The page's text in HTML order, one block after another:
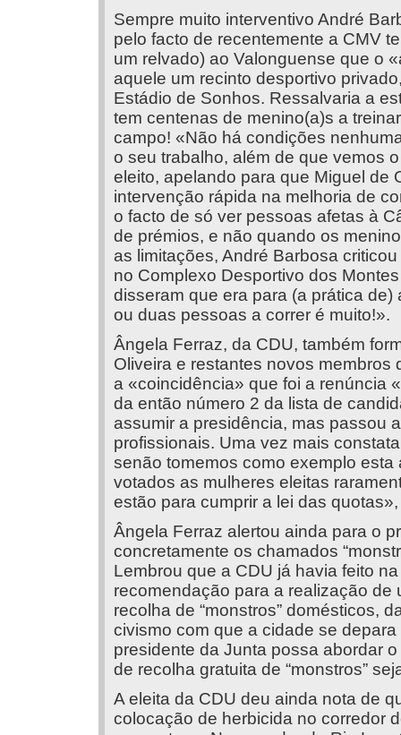
Sempre muito interventivo André
pelo facto de recentemente a CMV
um relvado) ao Valonguense que o
aquele um recinto desportivo
Estádio de Sonhos. Ressalvaria a
tem centenas de menino(a)s a
campo! «Não há condições
o seu trabalho, além de que vemos
eleito, apelando para que Miguel de
intervenção rápida na melhoria de
o facto de só ver pessoas afetas à
de prémios, e não quando os
as limitações, André Barbosa
no Complexo Desportivo dos
disseram que era para (a prática
ou duas pessoas a correr é muito!».
Ângela Ferraz, da CDU, também
Oliveira e restantes novos
a «coincidência» que foi a renúncia
da então número 2 da lista de
assumir a presidência, mas passou
profissionais. Uma vez mais
senão tomemos como exemplo
votados as mulheres eleitas
estão para cumprir a lei das
Ângela Ferraz alertou ainda para o
concretamente os chamados
Lembrou que a CDU já havia feito
recomendação para a realização
recolha de “monstros” domésticos,
civismo com que a cidade se
presidente da Junta possa abordar
de recolha gratuita de “monstros”
A eleita da CDU deu ainda nota de
colocação de herbicida no corredor